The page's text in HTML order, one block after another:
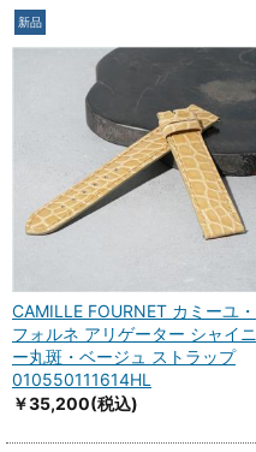
新品
CAMILLE FOURNET カミーユ・
フォルネ アリゲーター シャイニ
ー丸斑・ベージュ ストラップ
010550111614HL
￥35,200(税込)